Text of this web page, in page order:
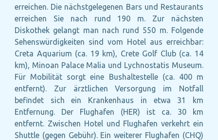
erreichen. Die nächstgelegenen Bars und Restaurants
erreichen Sie nach rund 190 m. Zur nächsten
Diskothek gelangt man nach rund 550 m. Folgende
Sehenswürdigkeiten sind vom Hotel aus erreichbar:
Creta Aquarium (ca. 19 km), Crete Golf Club (ca. 14
km), Minoan Palace Malia und Lychnostatis Museum.
Für Mobilität sorgt eine Bushaltestelle (ca. 400 m
entfernt). Zur ärztlichen Versorgung im Notfall
befindet sich ein Krankenhaus in etwa 31 km
Entfernung. Der Flughafen (HER) ist ca. 30 km
entfernt. Zwischen Hotel und Flughafen verkehrt ein
Shuttle (gegen Gebühr). Ein weiterer Flughafen (CHQ)